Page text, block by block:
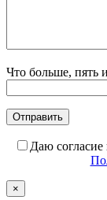
Что больше, пять
Даю
×